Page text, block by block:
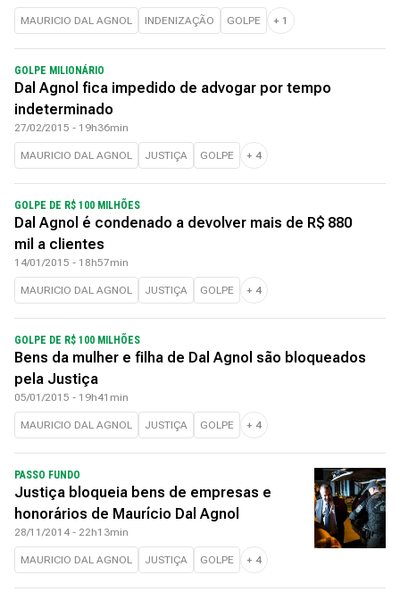
MAURICIO DAL AGNOL INDENIZAÇÃO GOLPE + 1
GOLPE MILIONÁRIO
Dal Agnol fica impedido de advogar por tempo
indeterminado
27/02/2015 - 19h36min
MAURICIO DAL AGNOL JUSTIÇA GOLPE + 4
GOLPE DE R$ 100 MILHÕES
Dal Agnol é condenado a devolver mais de R$ 880
mil a clientes
14/01/2015 - 18h57min
MAURICIO DAL AGNOL JUSTIÇA GOLPE + 4
GOLPE DE R$ 100 MILHÕES
Bens da mulher e filha de Dal Agnol são bloqueados
pela Justiça
05/01/2015 - 19h41min
MAURICIO DAL AGNOL JUSTIÇA GOLPE + 4
PASSO FUNDO
Justiça bloqueia bens de empresas e
honorários de Maurício Dal Agnol
28/11/2014 - 22h13min
MAURICIO DAL AGNOL JUSTIÇA GOLPE + 4